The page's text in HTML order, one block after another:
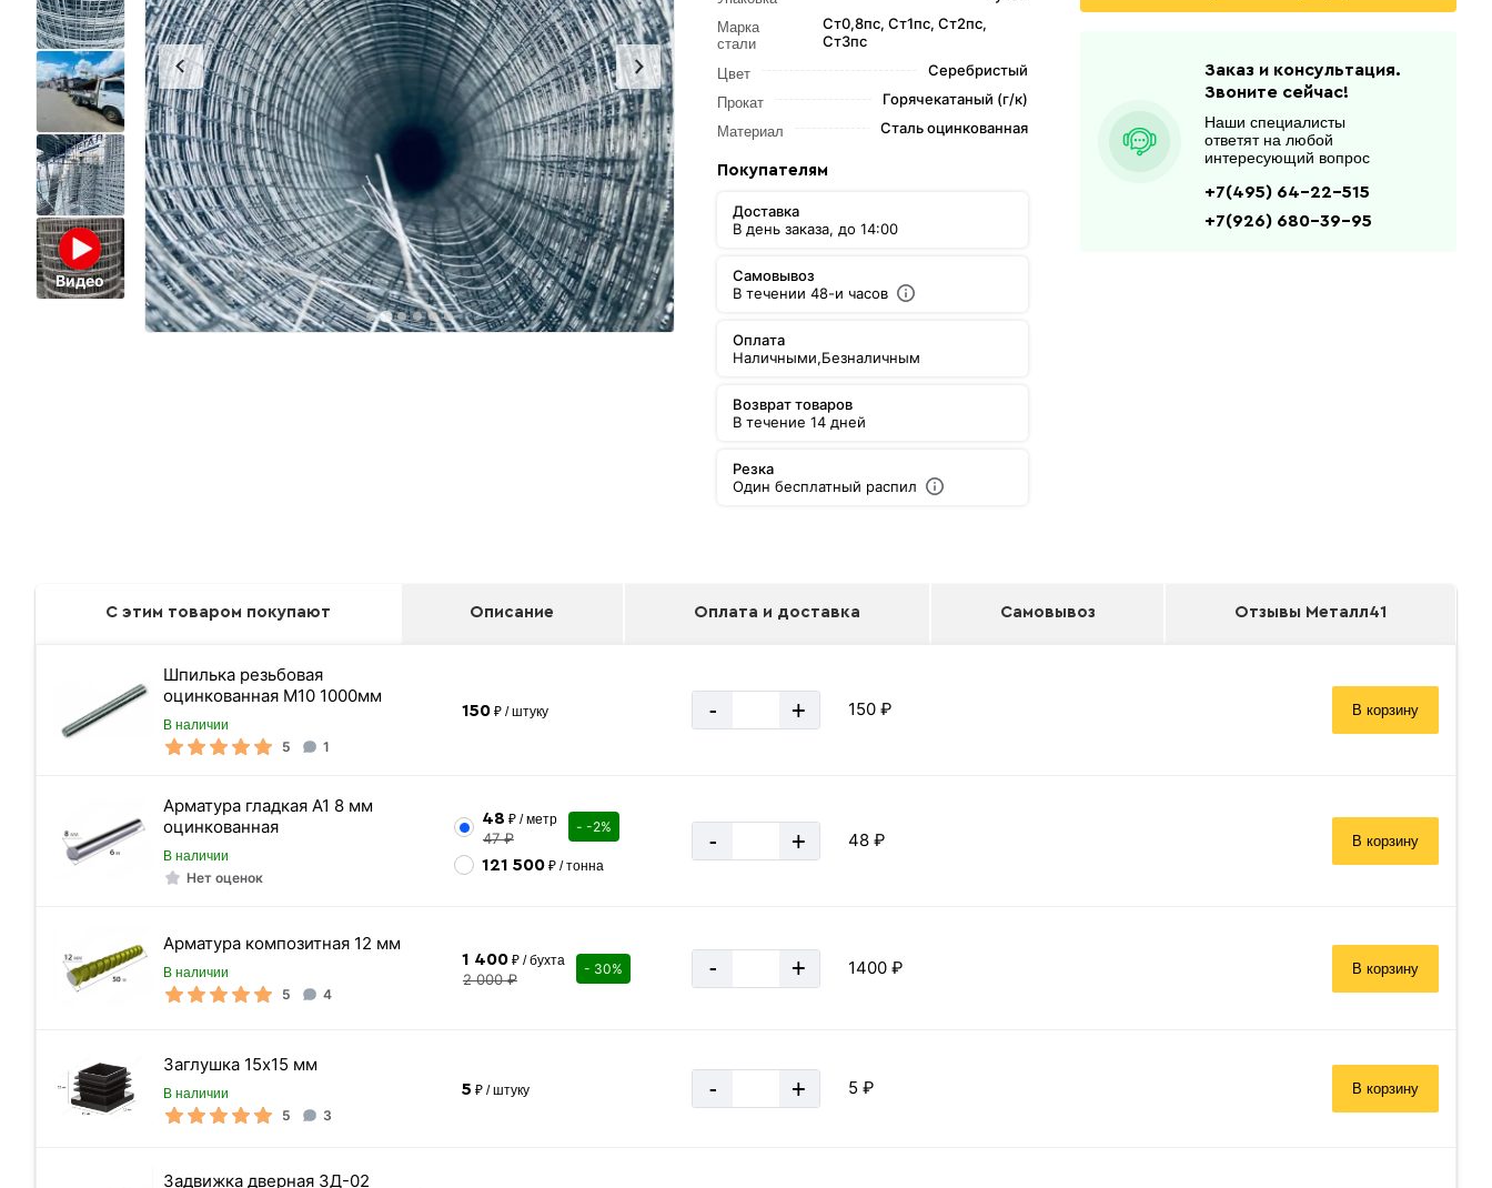
Видео
Марка
стали
Ст0,8пс, Ст1пс, Ст2пс,
Ст3пс
Цвет Серебристый
Прокат Горячекатаный (г/к)
Материал Сталь оцинкованная
Покупателям
Доставка
В день заказа, до 14:00
Самовывоз
В течении 48-и часов
Оплата
Наличными,Безналичным
Возврат товаров
В течение 14 дней
Резка
Один бесплатный распил
Заказ и консультация.
Звоните сейчас!
Наши специалисты
ответят на любой
интересующий вопрос
+7(495) 64-22-515
+7(926) 680-39-95
С этим товаром покупают Описание Оплата и доставка Самовывоз Отзывы Металл41
Шпилька резьбовая
оцинкованная М10 1000мм
В наличии
5 1
150₽ / штуку - + 150 ₽ В корзину
Арматура гладкая А1 8 мм
оцинкованная
В наличии
Нет оценок
48 ₽ / метр
47 ₽
- -2%
121 500₽ / тонна
- + 48 ₽ В корзину
Арматура композитная 12 мм
В наличии
5 4
1 400₽ / бухта
2 000 ₽
- 30% - + 1400 ₽ В корзину
Заглушка 15х15 мм
В наличии
5 3
5 ₽ / штуку - + 5 ₽ В корзину
Задвижка дверная ЗД-02
Сетка сварная оцинкованная в рулонах